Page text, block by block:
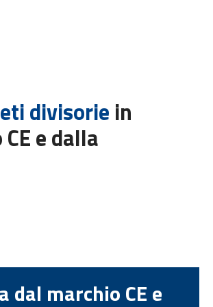
divisorie in
e dalla
marchio CE e